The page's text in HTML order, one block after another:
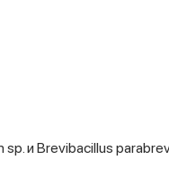
и Brevibacillus